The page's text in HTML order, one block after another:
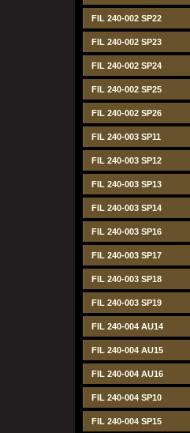
FIL 240-002 SP22
FIL 240-002 SP23
FIL 240-002 SP24
FIL 240-002 SP25
FIL 240-002 SP26
FIL 240-003 SP11
FIL 240-003 SP12
FIL 240-003 SP13
FIL 240-003 SP14
FIL 240-003 SP16
FIL 240-003 SP17
FIL 240-003 SP18
FIL 240-003 SP19
FIL 240-004 AU14
FIL 240-004 AU15
FIL 240-004 AU16
FIL 240-004 SP10
FIL 240-004 SP15